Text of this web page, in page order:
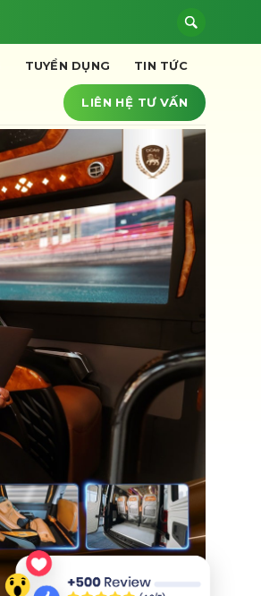
TUYỂN DỤNG TIN TỨC
LIÊN HỆ TƯ VẤN